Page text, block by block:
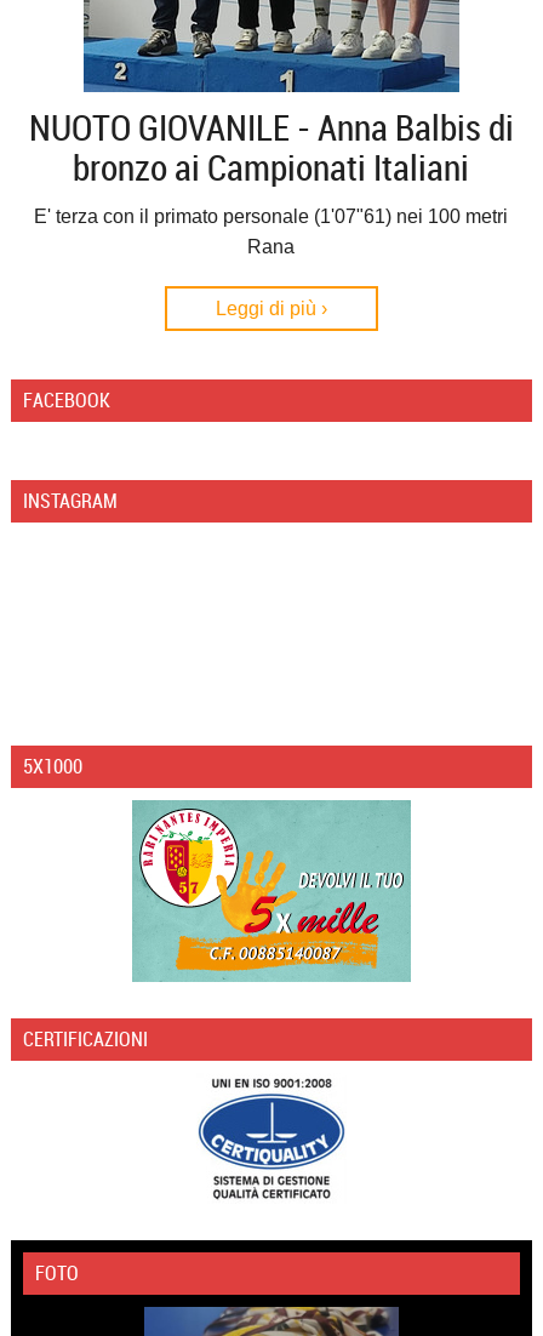
NUOTO GIOVANILE - Anna Balbis di
bronzo ai Campionati Italiani
E' terza con il primato personale (1'07"61) nei 100 metri
Rana
Leggi di più ›
FACEBOOK
INSTAGRAM
5X1000
CERTIFICAZIONI
FOTO